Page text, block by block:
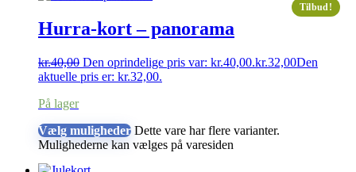
Tilbud!
Hurra-kort – panorama
kr.40,00 Den oprindelige pris var: kr.40,00.kr.32,00Den
aktuelle pris er: kr.32,00.
På lager
Vælg muligheder Dette vare har flere varianter.
Mulighederne kan vælges på varesiden